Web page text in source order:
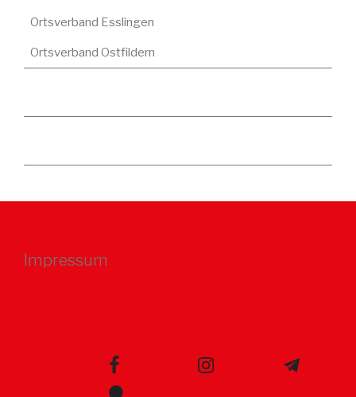
Ortsverband Esslingen
Ortsverband Ostfildern
Impressum
instagram